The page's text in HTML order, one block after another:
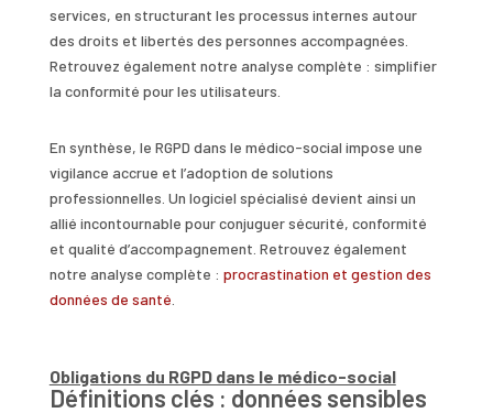
services, en structurant les processus internes autour
des droits et libertés des personnes accompagnées.
Retrouvez également notre analyse complète : simplifier
la conformité pour les utilisateurs.
En synthèse, le RGPD dans le médico-social impose une
vigilance accrue et l’adoption de solutions
professionnelles. Un logiciel spécialisé devient ainsi un
allié incontournable pour conjuguer sécurité, conformité
et qualité d’accompagnement. Retrouvez également
notre analyse complète : procrastination et gestion des
données de santé
Obligations du RGPD dans le médico-social
Définitions clés : données sensibles